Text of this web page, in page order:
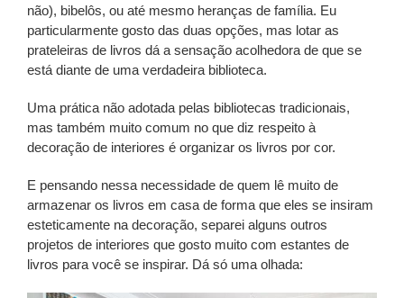
não), bibelôs, ou até mesmo heranças de família. Eu
particularmente gosto das duas opções, mas lotar as
prateleiras de livros dá a sensação acolhedora de que se
está diante de uma verdadeira biblioteca.
Uma prática não adotada pelas bibliotecas tradicionais,
mas também muito comum no que diz respeito à
decoração de interiores é organizar os livros por cor.
E pensando nessa necessidade de quem lê muito de
armazenar os livros em casa de forma que eles se insiram
esteticamente na decoração, separei alguns outros
projetos de interiores que gosto muito com estantes de
livros para você se inspirar. Dá só uma olhada: